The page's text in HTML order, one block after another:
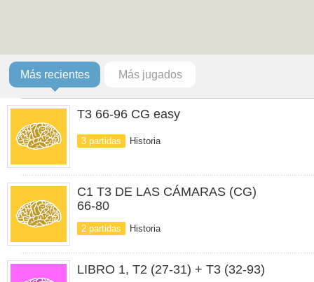
Más recientes Más jugados
T3 66-96 CG easy
3 partidas Historia
C1 T3 DE LAS CÁMARAS (CG)
66-80
2 partidas Historia
LIBRO 1, T2 (27-31) + T3 (32-93)